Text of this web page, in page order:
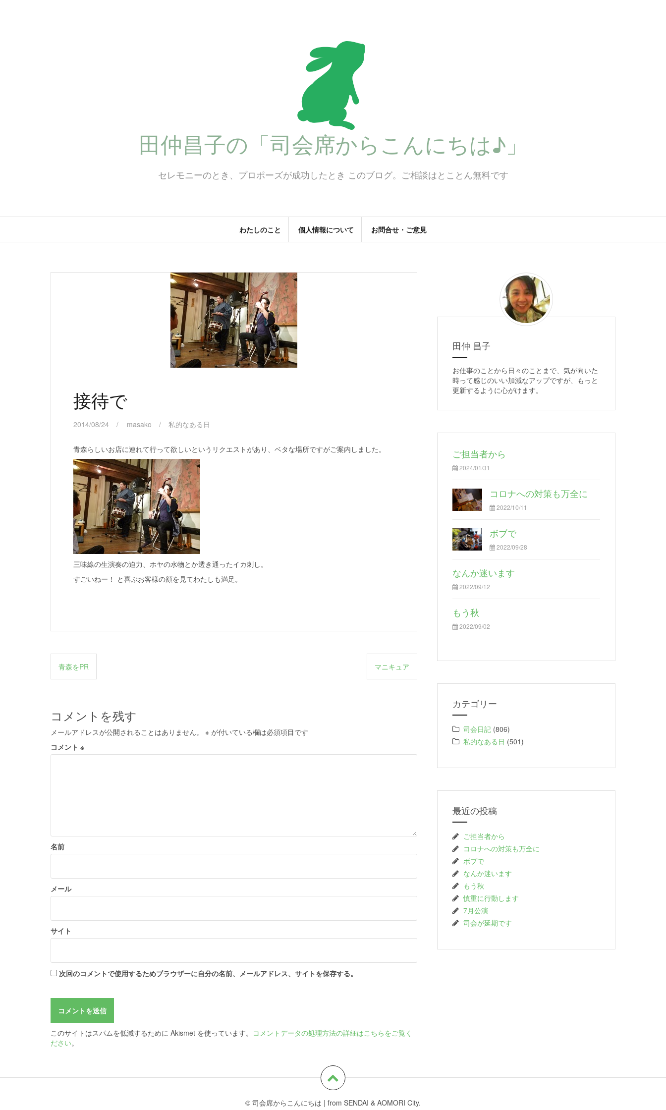
田仲昌子の「司会席からこんにちは♪」
セレモニーのとき、プロポーズが成功したとき このブログ。ご相談はとことん無料です
わたしのこと 個人情報について お問合せ・ご意見
接待で
2014/08/24 masako 私的なある日
青森らしいお店に連れて行って欲しいというリクエストがあり、ベタな場所ですがご案内しました。
三味線の生演奏の迫力、ホヤの水物とか透き通ったイカ刺し。
すごいねー！ と喜ぶお客様の顔を見てわたしも満足。
投
稿
ビ
ゲ
ー
シ
青森をPR マニキュア
コメントを残す
メールアドレスが公開されることはありません。 ※ が付いている欄は必須項目です
コメント ※
名前
メール
サイト
次回のコメントで使用するためブラウザーに自分の名前、メールアドレス、サイトを保存する。
このサイトはスパムを低減するために Akismet を使っています。 コメントデータの処理方法の詳細はこちらをご覧く
ださい。
田仲 昌子
お仕事のことから日々のことまで、気が向いた
時って感じのいい加減なアップですが、もっと
更新するように心がけます。
ご担当者から
2024/01/31
コロナへの対策も万全に
2022/10/11
ボブで
2022/09/28
なんか迷います
2022/09/12
もう秋
2022/09/02
カテゴリー
司会日記 (806)
私的なある日 (501)
最近の投稿
ご担当者から
コロナへの対策も万全に
ボブで
なんか迷います
もう秋
慎重に行動します
7月公演
司会が延期です
© 司会席からこんにちは | from SENDAI & AOMORI City.